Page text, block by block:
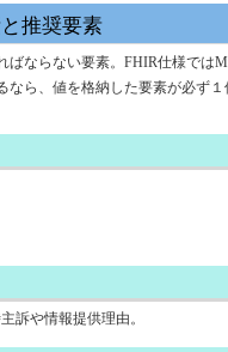
推奨要素
ならない要素。FHIR仕様では
ら、値を格納した要素が必ず
訴や情報提供理由。